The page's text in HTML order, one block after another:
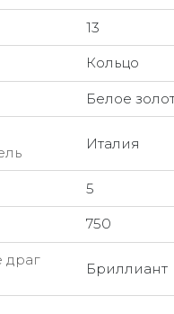
13
Кольцо
Белое
Италия
5
750
драг
Бриллиант